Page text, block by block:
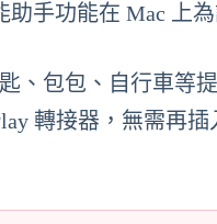
手功能在 Mac 上
、包包、自行車等
轉接器，無需再插